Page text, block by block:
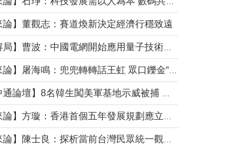
論】董觀志：賽道煥新決定經濟行穩致遠